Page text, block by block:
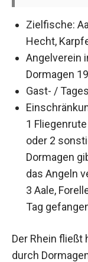
Zielfische:
Hecht,
Angelverein
Dormagen
Gast- /
1
oder 2
Dormagen
das Angeln
3 Aale,
Tag
Der Rhein fließt
durch